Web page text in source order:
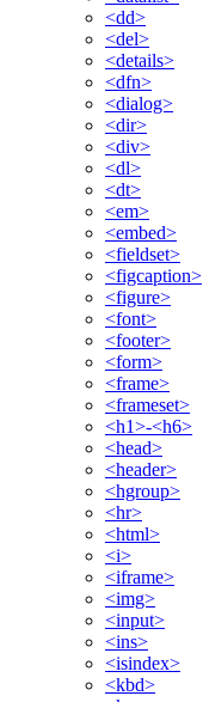
<dd>
<del>
<details>
<dfn>
<dialog>
<dir>
<div>
<dl>
<dt>
<em>
<embed>
<fieldset>
<figcaption>
<figure>
<font>
<footer>
<form>
<frame>
<frameset>
<h1>-<h6>
<head>
<header>
<hgroup>
<hr>
<html>
<i>
<iframe>
<img>
<input>
<ins>
<isindex>
<kbd>